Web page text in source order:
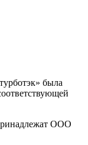
была
ООО